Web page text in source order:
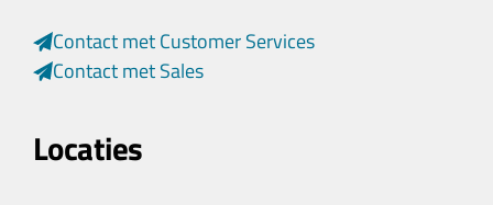
Contact met Customer Services
Contact met Sales
Locaties